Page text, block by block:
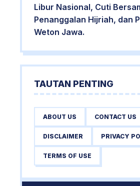
Libur Nasional, Cuti
Penanggalan Hijriah, dan
Weton Jawa.
TAUTAN PENTING
ABOUT US CONTACT US
DISCLAIMER PRIVACY
TERMS OF USE